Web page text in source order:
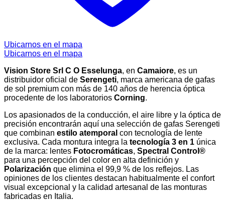
Ubicarnos en el mapa
Ubicarnos en el mapa
Vision Store Srl C O Esselunga, en Camaiore, es un
distribuidor oficial de Serengeti, marca americana de gafas
de sol premium con más de 140 años de herencia óptica
procedente de los laboratorios Corning.
Los apasionados de la conducción, el aire libre y la óptica de
precisión encontrarán aquí una selección de gafas Serengeti
que combinan estilo atemporal con tecnología de lente
exclusiva. Cada montura integra la tecnología 3 en 1 única
de la marca: lentes Fotocromáticas, Spectral Control®
para una percepción del color en alta definición y
Polarización que elimina el 99,9 % de los reflejos. Las
opiniones de los clientes destacan habitualmente el confort
visual excepcional y la calidad artesanal de las monturas
fabricadas en Italia.